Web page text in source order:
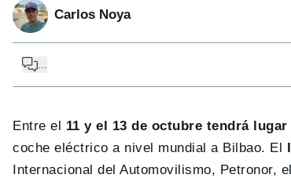
Carlos Noya
Entre el 11 y el 13 de octubre tendrá
coche eléctrico a nivel mundial a Bilbao. El
Internacional del Automovilismo, Petronor,